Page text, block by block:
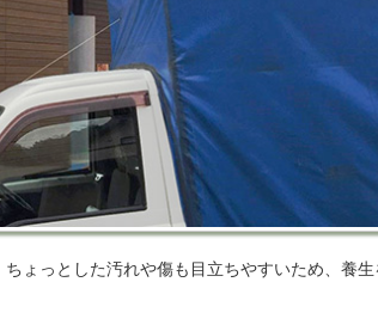
ょっとした汚れや傷も目立ちやすいため、養生